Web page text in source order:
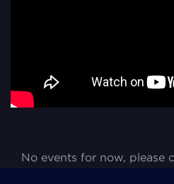
No events for now, please